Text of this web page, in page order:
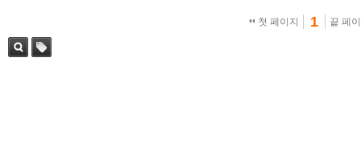
첫 페이지 1 끝 페